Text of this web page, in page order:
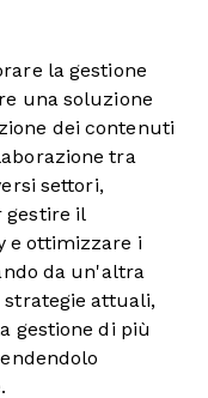
la gestione
una soluzione
dei contenuti
tra
settori,
gestire il
e ottimizzare i
da un'altra
attuali,
gestione di più